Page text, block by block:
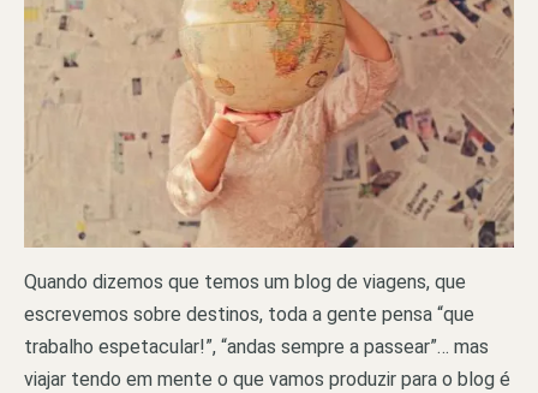
Quando dizemos que temos um blog de viagens, que
escrevemos sobre destinos, toda a gente pensa “que
trabalho espetacular!”, “andas sempre a passear”… mas
viajar tendo em mente o que vamos produzir para o blog é